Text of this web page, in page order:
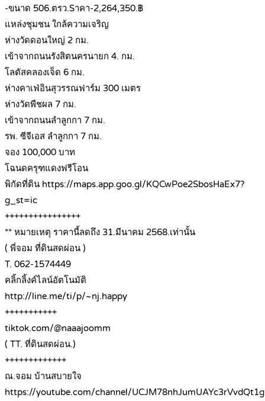
-ขนาด 506.ตรว.Sาคา-2,264,350.฿
แหล่งชุมชน ใกล้ความเจริญ
ห่างวัดดอนใหญ่ 2 กม.
เข้าจากถนนรังสิตนครนายก 4. กม.
โลตัสคลองเจ็ด 6 กม.
ห่างคาเฟ่อินสุวรรณฟาร์ม 300 เมตร
ห่างวัดพืชผล 7 กม.
เข้าจากถนนลำลูกกา 7 กม.
รพ. ซีจีเอส ลำลูกกา 7 กม.
จอง 100,000 บาท
โฉนดครุฑแดงฟรีโอน
พิกัดที่ดิน https://maps.app.goo.gl/KQCwPoe2SbosHaEx7?
g_st=ic
++++++++++++++++
** หมายเหตุ ราคานี้ลดถึง 31.มีนาคม 2568.เท่านั้น
( พี่จอม ที่ดินสดผ่อน )
T. 062-1574449
คลิ้กลิ้งค์ไลน์อัตโนมัติ
http://line.me/ti/p/~nj.happy
+++++++++++
tiktok.com/@naaajoomm
( TT. ที่ดินสดผ่อน.)
+++++++++++++
ณ.จอม บ้านสบายใจ
https://youtube.com/channel/UCJM78nhJumUAYc3rVvdQt1g